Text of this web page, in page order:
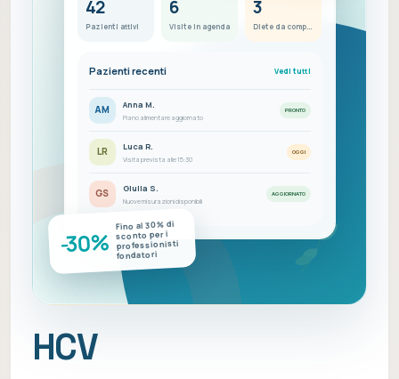
42
Pazienti attivi
6
Visite in agenda
3
Pazienti recenti Vedi tutti
AM Anna M.
Piano alimentare aggiornato
PRONTO
LR Luca R.
Visita prevista alle 15:30
OGGI
GS Giulia S.
Nuove misurazioni disponibili
AGGIORNATO
-30%
Fino al 30% di
sconto per i
professionisti
fondatori
HCV